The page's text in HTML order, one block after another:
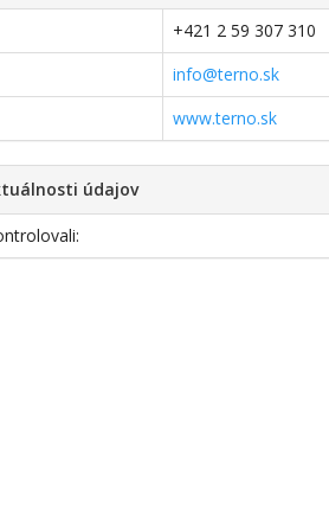
+421 2 59 307 310
info@terno.sk
www.terno.sk
údajov